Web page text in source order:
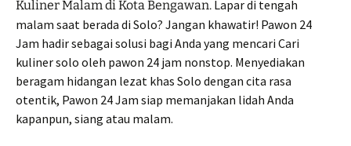
Kuliner Malam di Kota Bengawan. Lapar di tengah
malam saat berada di Solo? Jangan khawatir! Pawon 24
Jam hadir sebagai solusi bagi Anda yang mencari Cari
kuliner solo oleh pawon 24 jam nonstop. Menyediakan
beragam hidangan lezat khas Solo dengan cita rasa
otentik, Pawon 24 Jam siap memanjakan lidah Anda
kapanpun, siang atau malam.